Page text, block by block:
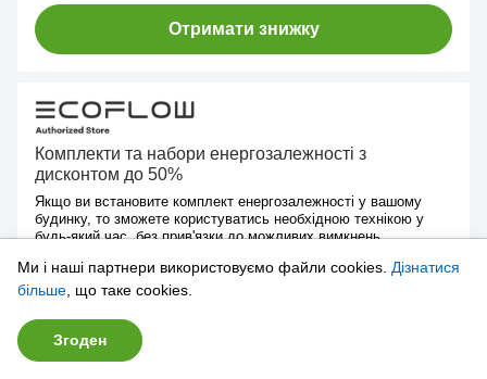
Отримати знижку
Комплекти та набори енергозалежності з
дисконтом до 50%
Якщо ви встановите комплект енергозалежності у вашому
будинку, то зможете користуватись необхідною технікою у
будь-який час, без прив'язки до можливих вимкнень.
Отримати знижку
Ми і наші партнери використовуємо файли cookies. Дізнатися
більше , що таке cookies.
Згоден